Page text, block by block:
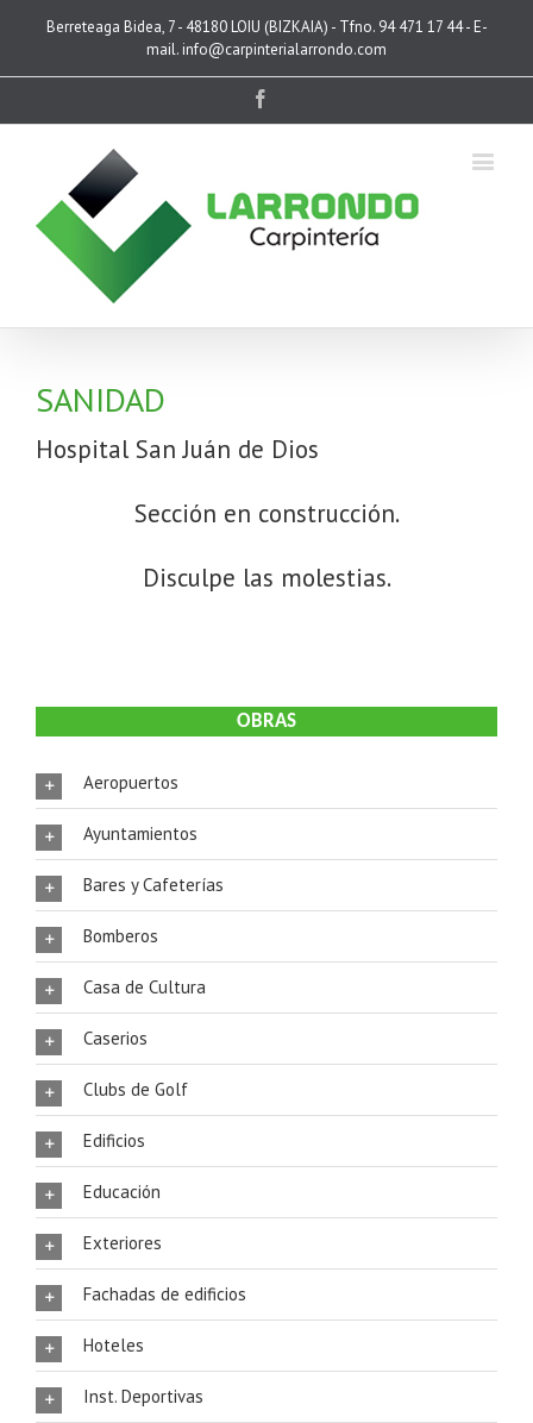
Berreteaga Bidea, 7 - 48180 LOIU (BIZKAIA) - Tfno. 94 471 17 44 - E-
mail. info@carpinterialarrondo.com
SANIDAD
Hospital San Juán de Dios
Sección en construcción.
Disculpe las molestias.
OBRAS
Aeropuertos
Ayuntamientos
Bares y Cafeterías
Bomberos
Casa de Cultura
Caserios
Clubs de Golf
Edificios
Educación
Exteriores
Fachadas de edificios
Hoteles
Inst. Deportivas